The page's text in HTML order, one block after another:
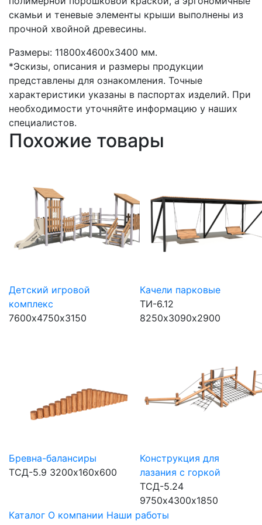
скамьи и теневые элементы крыши выполнены из
прочной хвойной древесины.
Размеры: 11800х4600х3400 мм.
*Эскизы, описания и размеры продукции
представлены для ознакомления. Точные
характеристики указаны в паспортах изделий. При
необходимости уточняйте информацию у наших
специалистов.
Похожие товары
Детский игровой
комплекс
7600х4750х3150
Качели парковые
ТИ-6.12
8250х3090х2900
Бревна-балансиры
ТСД-5.9 3200х160х600
Конструкция для
лазания с горкой
ТСД-5.24
9750х4300х1850
Каталог О компании Наши работы